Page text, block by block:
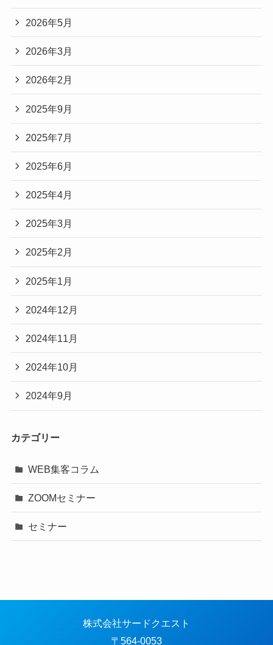
2026年5月
2026年3月
2026年2月
2025年9月
2025年7月
2025年6月
2025年4月
2025年3月
2025年2月
2025年1月
2024年12月
2024年11月
2024年10月
2024年9月
カテゴリー
WEB集客コラム
ZOOMセミナー
セミナー
株式会社サードクエスト
〒564-0053